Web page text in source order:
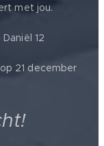
met jou.
12
21 december